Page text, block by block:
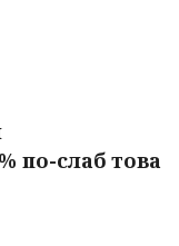
по-слаб това